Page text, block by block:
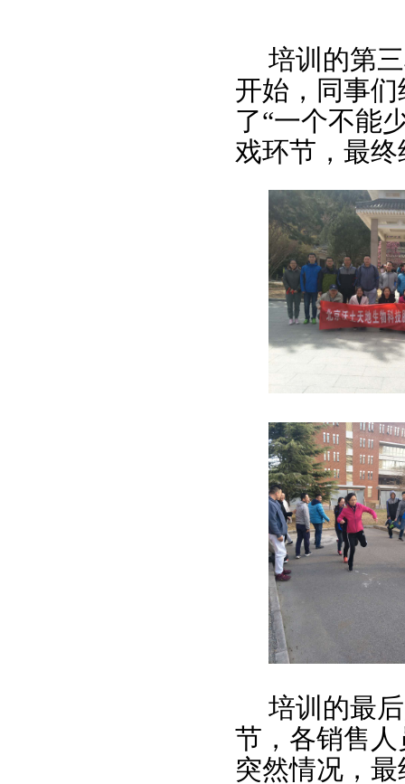
培训的第
开始，同事
了“一个不能
戏环节，最
培训的最
节，各销售
突然情况，